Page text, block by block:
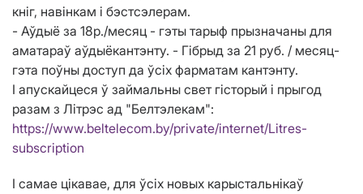
кніг, навінкам і бэстсэлерам.
- Аўдыё за 18р./месяц - гэты тарыф прызначаны для
аматараў аўдыёкантэнту. - Гібрыд за 21 руб. / месяц-
гэта поўны доступ да ўсіх фарматам кантэнту.
І апускайцеся ў займальны свет гісторый і прыгод
разам з Літрэс ад "Белтэлекам":
https://www.beltelecom.by/private/internet/Litres-
subscription
І самае цікавае, для ўсіх новых карыстальнікаў